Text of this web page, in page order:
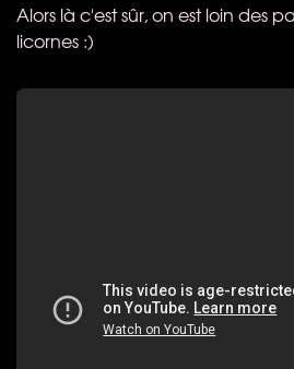
Alors là c'est sûr, on est loin des
licornes :)